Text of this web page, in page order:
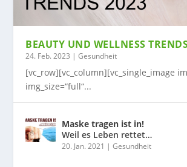
BEAUTY UND WELLNESS
24. Feb. 2023 |Gesundheit
[vc_row][vc_column][vc_single_image
img_size=“full“...
Maske tragen ist in!
Weil es Leben rettet…
20. Jan. 2021 |Gesundheit